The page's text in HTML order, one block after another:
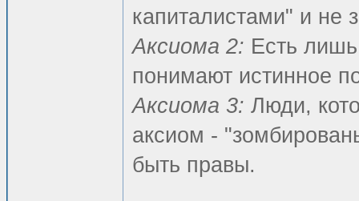
капиталистами" и не
Аксиома 2: Есть
понимают истинное
Аксиома 3: Люди,
аксиом -
быть правы.